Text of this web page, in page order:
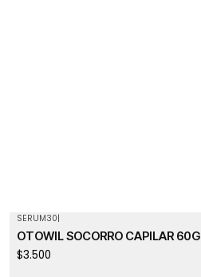
SERUM30|
OTOWIL SOCORRO CAPILAR 60G
$3.500